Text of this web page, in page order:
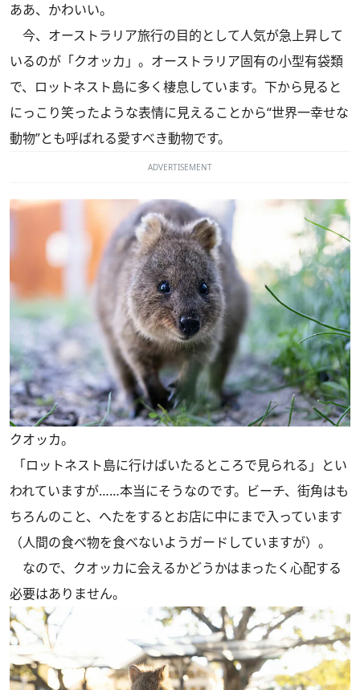
ああ、かわいい。
今、オーストラリア旅行の目的として人気が急上昇して
いるのが「クオッカ」。オーストラリア固有の小型有袋類
で、ロットネスト島に多く棲息しています。下から見ると
にっこり笑ったような表情に見えることから“世界一幸せな
動物”とも呼ばれる愛すべき動物です。
ADVERTISEMENT
クオッカ。
「ロットネスト島に行けばいたるところで見られる」とい
われていますが……本当にそうなのです。ビーチ、街角はも
ちろんのこと、へたをするとお店に中にまで入っています
（人間の食べ物を食べないようガードしていますが）。
なので、クオッカに会えるかどうかはまったく心配する
必要はありません。